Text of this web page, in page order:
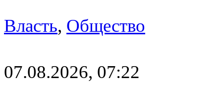
Власть, Общество
07.08.2026, 07:22